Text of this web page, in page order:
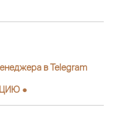
в Telegram
●